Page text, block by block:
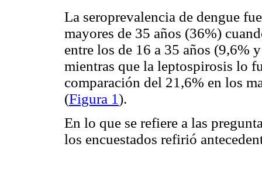
La seroprevalencia de dengue
mayores de 35 años (36%)
entre los de 16 a 35 años (9,6%
mientras que la leptospirosis lo
comparación del 21,6% en los
(Figura 1).
En lo que se refiere a las
los encuestados refirió